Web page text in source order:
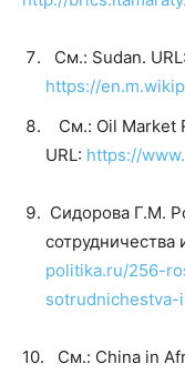
См.: Sudan. URL:
https://
См.: Oil Market
URL: https://
Сидорова Г.М.
сотрудничества
politika.ru/256-
10. См.: China in